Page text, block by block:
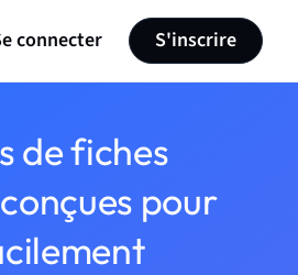
connecter S'inscrire
de fiches
pour